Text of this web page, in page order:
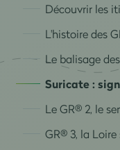
Découvrir les
L'histoire des
Le balisage
Suricate :
Le GR® 2, le
GR® 3, la